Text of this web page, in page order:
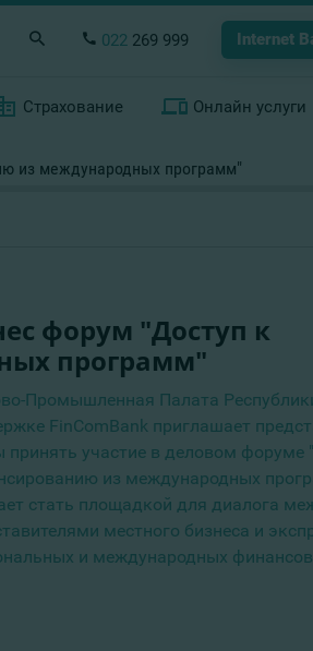
022 269 999 Internet
Страхование Онлайн услуги
из международных программ"
форум "Доступ к
программ"
Промышленная Палата
FinComBank приглашает
принять участие в деловом форуме
из международных
стать площадкой для диалога
местного бизнеса и
и международных